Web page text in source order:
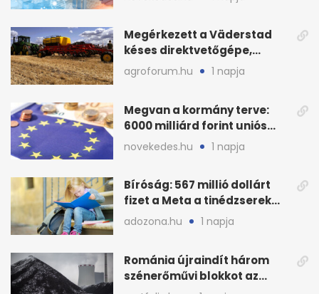
Megérkezett a Väderstad
késes direktvetőgépe,
bemutatón is látható
agroforum.hu 1 napja
Megvan a kormány terve:
6000 milliárd forint uniós
pénz sorsa
novekedes.hu 1 napja
Bíróság: 567 millió dollárt
fizet a Meta a tinédzserek
védelmére
adozona.hu 1 napja
Románia újraindít három
szénerőművi blokkot az